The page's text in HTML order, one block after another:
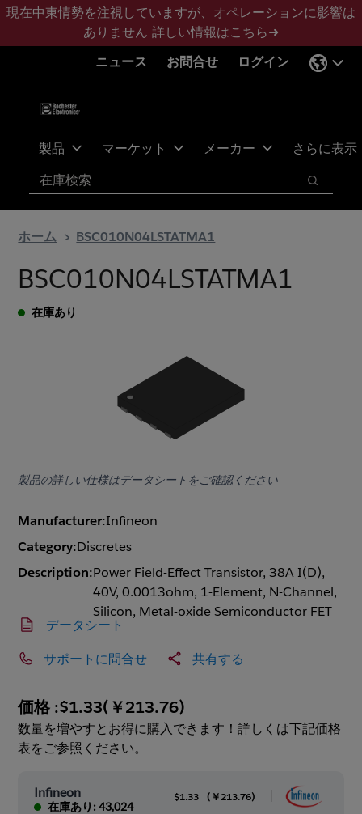
メ
ン
フ
タ
現在中東情勢を注視していますが、オペレーションに影響は
ありません 詳しい情報はこちら➜
ニュース
お問合せ ログイン
製品 マーケット メーカー さらに表示
検索
検索
ホーム BSC010N04LSTATMA1
BSC010N04LSTATMA1
在庫あり
製品の詳しい仕様はデータシートをご確認ください
Manufacturer:Infineon
Category:Discretes
Description:Power Field-Effect Transistor, 38A I(D),
40V, 0.0013ohm, 1-Element, N-Channel,
Silicon, Metal-oxide Semiconductor FET
データシート
サポートに問合せ 共有する
価格 :$1.33(￥213.76)
数量を増やすとお得に購入できます！詳しくは下記価格
表をご参照ください。
Infineon
在庫あり: 43,024
$1.33 ( ￥213.76)